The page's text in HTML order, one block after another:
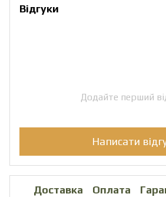
Відгуки
Додайте перший
Написати
Доставка Оплата